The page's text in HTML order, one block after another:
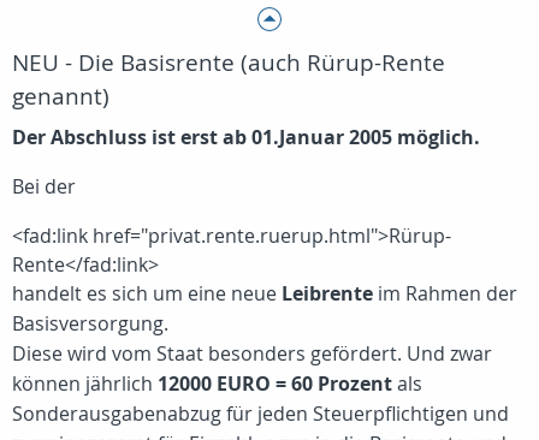
NEU - Die Basisrente (auch Rürup-Rente
genannt)
Der Abschluss ist erst ab 01.Januar 2005 möglich.
Bei der
<fad:link href="privat.rente.ruerup.html">Rürup-
Rente</fad:link>
handelt es sich um eine neue Leibrente im Rahmen der
Basisversorgung.
Diese wird vom Staat besonders gefördert. Und zwar
können jährlich 12000 EURO = 60 Prozentals
Sonderausgabenabzug für jeden Steuerpflichtigen und